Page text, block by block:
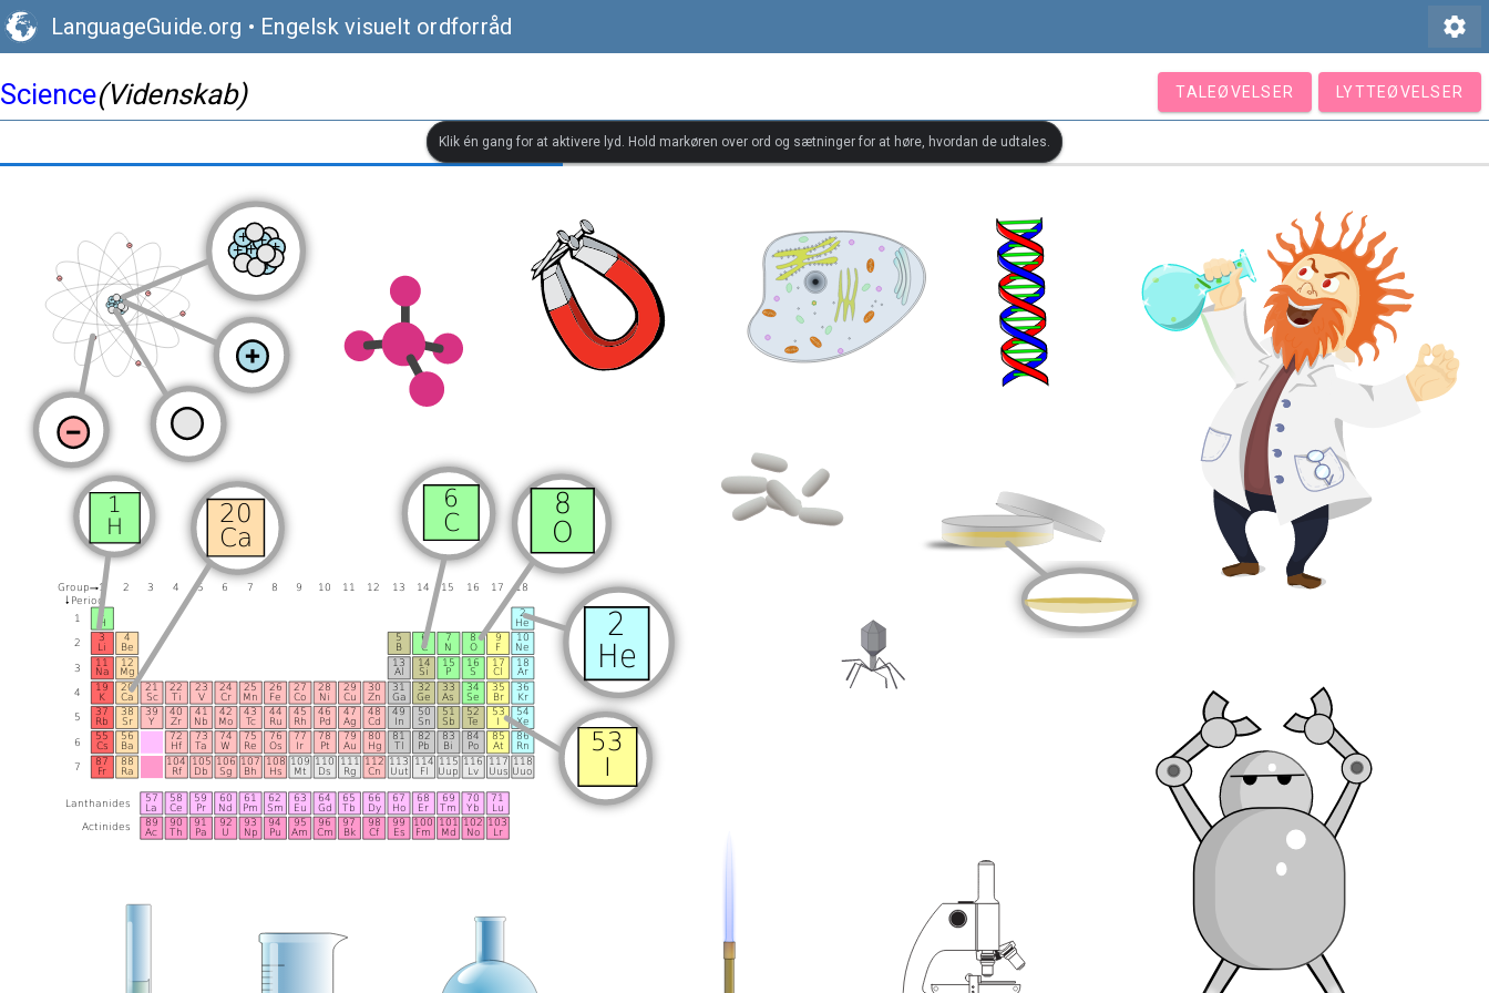
LanguageGuide.org • Engelsk visuelt ordforråd settings
Science(Videnskab) TALEØVELSER LYTTEØVELSER
Klik én gang for at aktivere lyd. Hold markøren over ord og sætninger for at høre, hvordan de udtales.